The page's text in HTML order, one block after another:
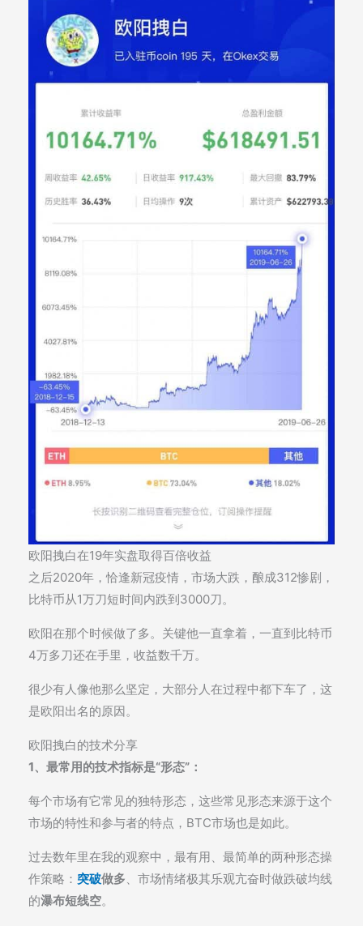
欧阳拽白在19年实盘取得百倍收益
之后2020年，恰逢新冠疫情，市场大跌，酿成312惨剧，
比特币从1万刀短时间内跌到3000刀。
欧阳在那个时候做了多。关键他一直拿着，一直到比特币
4万多刀还在手里，收益数千万。
很少有人像他那么坚定，大部分人在过程中都下车了，这
是欧阳出名的原因。
欧阳拽白的技术分享
1、最常用的技术指标是“形态”：
每个市场有它常见的独特形态，这些常见形态来源于这个
市场的特性和参与者的特点，BTC市场也是如此。
过去数年里在我的观察中，最有用、最简单的两种形态操
作策略： 突破做多、市场情绪极其乐观亢奋时做跌破均线
的瀑布短线空。